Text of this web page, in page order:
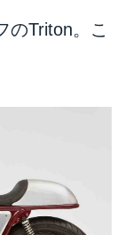
のTriton。こ